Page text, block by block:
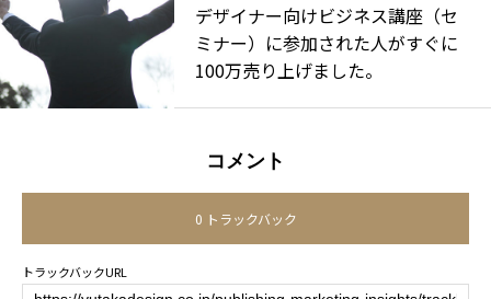
デザイナー向けビジネス講座（セ
ミナー）に参加された人がすぐに
100万売り上げました。
コメント
0 トラックバック
トラックバックURL